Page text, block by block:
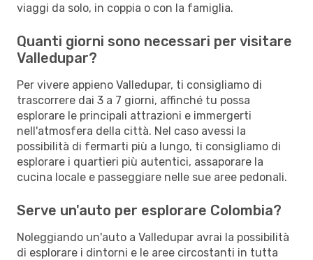
viaggi da solo, in coppia o con la famiglia.
Quanti giorni sono necessari per visitare
Valledupar?
Per vivere appieno Valledupar, ti consigliamo di
trascorrere dai 3 a 7 giorni, affinché tu possa
esplorare le principali attrazioni e immergerti
nell'atmosfera della città. Nel caso avessi la
possibilità di fermarti più a lungo, ti consigliamo di
esplorare i quartieri più autentici, assaporare la
cucina locale e passeggiare nelle sue aree pedonali.
Serve un'auto per esplorare Colombia?
Noleggiando un'auto a Valledupar avrai la possibilità
di esplorare i dintorni e le aree circostanti in tutta